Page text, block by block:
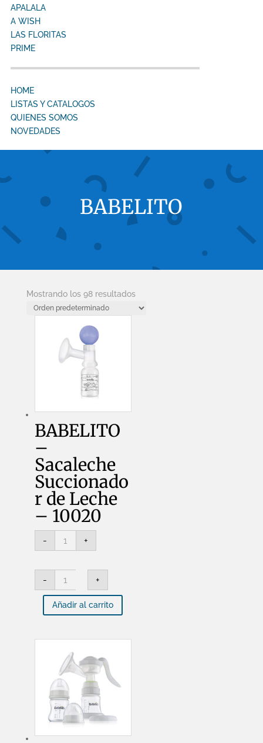
APALALA
A WISH
LAS FLORITAS
PRIME
HOME
LISTAS Y CATALOGOS
QUIENES SOMOS
NOVEDADES
BABELITO
Mostrando los 98 resultados
BABELITO
–
Sacaleche
Succionado
r de Leche
– 10020
-
BABELITO
Sacaleche
10020
cantidad
+
-
BABELITO
Sacaleche
Succionador
de
Leche
cantidad
+
Añadir al carrito